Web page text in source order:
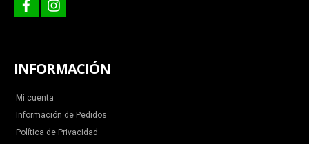
facebookinstagram
INFORMACIÓN
Mi cuenta
Información de Pedidos
Política de Privacidad